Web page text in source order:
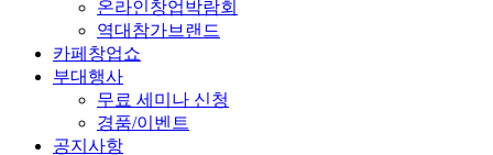
온라인창업박람회
역대참가브랜드
카페창업쇼
부대행사
무료 세미나 신청
경품/이벤트
공지사항